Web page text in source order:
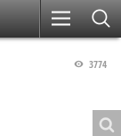
3774